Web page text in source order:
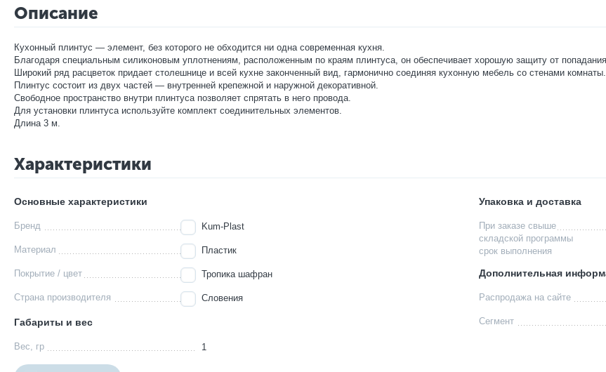
Описание
Кухонный плинтус — элемент, без которого не обходится ни одна современная кухня.
Благодаря специальным силиконовым уплотнениям, расположенным по краям плинтуса, он обеспечивает хорошую защиту от
Широкий ряд расцветок придает столешнице и всей кухне законченный вид, гармонично соединяя кухонную мебель со стенами комнаты.
Плинтус состоит из двух частей — внутренней крепежной и наружной декоративной.
Свободное пространство внутри плинтуса позволяет спрятать в него провода.
Для установки плинтуса используйте комплект соединительных элементов.
Длина 3 м.
Характеристики
Основные характеристики
Бренд Kum-Plast
Материал Пластик
Покрытие / цвет Тропика шафран
Страна производителя Словения
Габариты и вес
Вес, гр 1
Упаковка и доставка
При заказе свыше
складской программы
срок выполнения
Дополнительная
Распродажа на сайте
Сегмент